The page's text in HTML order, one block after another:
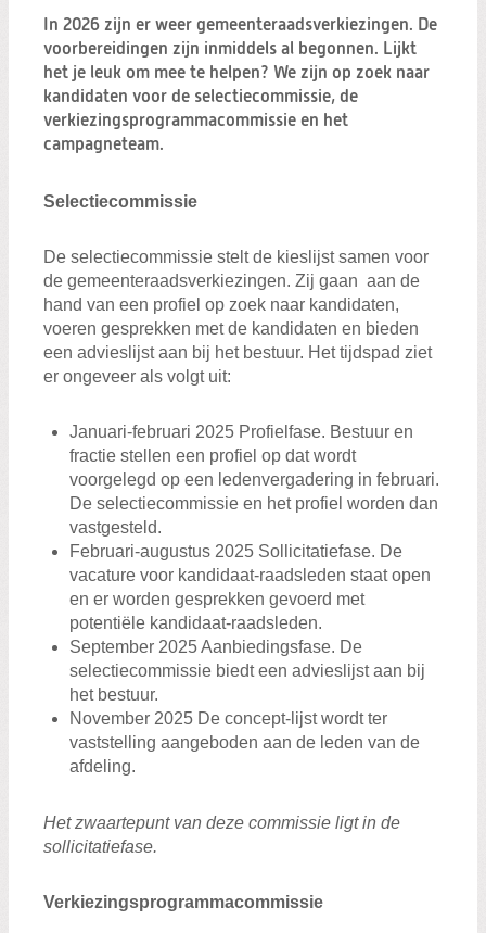
In 2026 zijn er weer gemeenteraadsverkiezingen. De
voorbereidingen zijn inmiddels al begonnen. Lijkt
het je leuk om mee te helpen? We zijn op zoek naar
kandidaten voor de selectiecommissie, de
verkiezingsprogrammacommissie en het
campagneteam.
Selectiecommissie
De selectiecommissie stelt de kieslijst samen voor
de gemeenteraadsverkiezingen. Zij gaan aan de
hand van een profiel op zoek naar kandidaten,
voeren gesprekken met de kandidaten en bieden
een advieslijst aan bij het bestuur. Het tijdspad ziet
er ongeveer als volgt uit:
Januari-februari 2025 Profielfase. Bestuur en
fractie stellen een profiel op dat wordt
voorgelegd op een ledenvergadering in februari.
De selectiecommissie en het profiel worden dan
vastgesteld.
Februari-augustus 2025 Sollicitatiefase. De
vacature voor kandidaat-raadsleden staat open
en er worden gesprekken gevoerd met
potentiële kandidaat-raadsleden.
September 2025 Aanbiedingsfase. De
selectiecommissie biedt een advieslijst aan bij
het bestuur.
November 2025 De concept-lijst wordt ter
vaststelling aangeboden aan de leden van de
afdeling.
Het zwaartepunt van deze commissie ligt in de
sollicitatiefase.
Verkiezingsprogrammacommissie